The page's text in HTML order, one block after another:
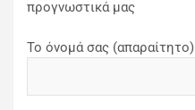
προγνωστικά μας
Το όνομά σας (απαραίτητο)